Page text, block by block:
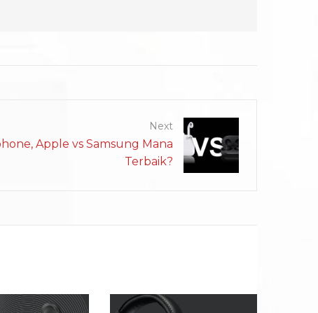
Next
Apple vs Samsung Mana
Terbaik?